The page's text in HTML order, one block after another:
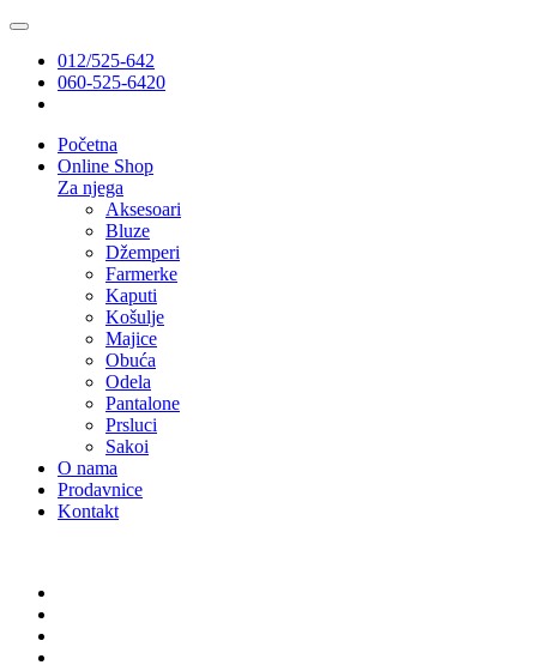
012/525-642
060-525-6420
Početna
Online Shop
Za njega
Aksesoari
Bluze
Džemperi
Farmerke
Kaputi
Košulje
Majice
Obuća
Odela
Pantalone
Prsluci
Sakoi
O nama
Prodavnice
Kontakt